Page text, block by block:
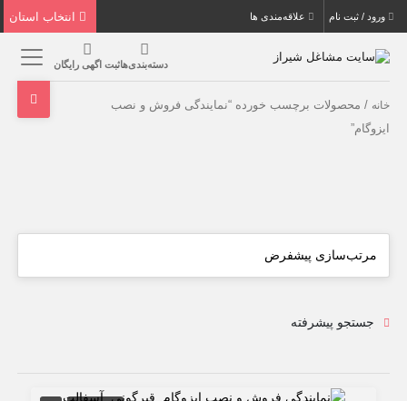
ورود / ثبت نام علاقه‌مندی ها
دسته‌بندی‌هاثبت اگهی رایگان
خانه / محصولات برچسب خورده “نمایندگی فروش و نصب
ایزوگام”
جستجو پیشرفته